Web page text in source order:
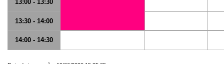
13:00 - 13:30
13:30 - 14:00
14:00 - 14:30